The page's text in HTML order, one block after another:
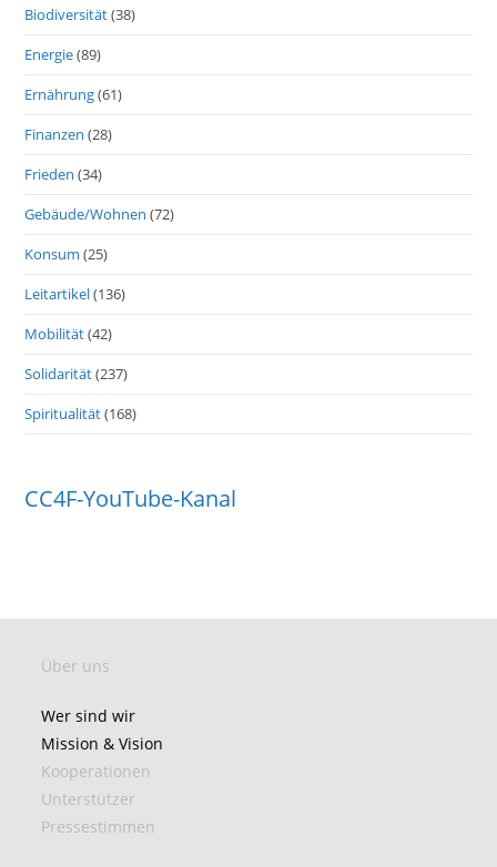
Biodiversität(38)
Energie(89)
Ernährung(61)
Finanzen (28)
Frieden (34)
Gebäude/Wohnen (72)
Konsum (25)
Leitartikel(136)
Mobilität(42)
Solidarität(237)
Spiritualität(168)
CC4F-YouTube-Kanal
Über uns
Wer sind wir
Mission & Vision
Kooperationen
Unterstützer
Pressestimmen